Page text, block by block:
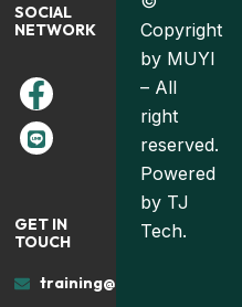
SOCIAL
NETWORK
GET IN
TOUCH
training@muyiland.com
Copyright
by MUYI
– All
right
reserved.
Powered
by TJ
Tech.